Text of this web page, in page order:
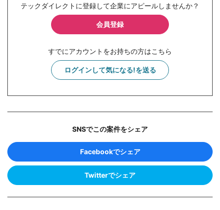
テックダイレクトに登録して企業にアピールしませんか？
会員登録
すでにアカウントをお持ちの方はこちら
ログインして気になる!を送る
SNSでこの案件をシェア
Facebookでシェア
Twitterでシェア